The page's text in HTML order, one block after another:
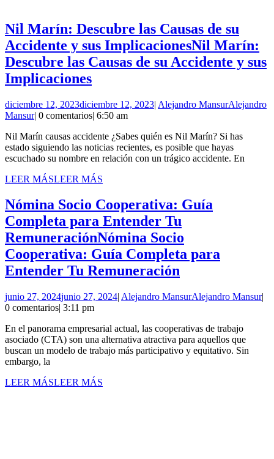
Nil Marín: Descubre las Causas de su
Accidente y sus ImplicacionesNil Marín:
Descubre las Causas de su Accidente y sus
Implicaciones
diciembre 12, 2023diciembre 12, 2023| Alejandro MansurAlejandro
Mansur| 0 comentarios| 6:50 am
Nil Marín causas accidente ¿Sabes quién es Nil Marín? Si has
estado siguiendo las noticias recientes, es posible que hayas
escuchado su nombre en relación con un trágico accidente. En
LEER MÁSLEER MÁS
Nómina Socio Cooperativa: Guía
Completa para Entender Tu
RemuneraciónNómina Socio
Cooperativa: Guía Completa para
Entender Tu Remuneración
junio 27, 2024junio 27, 2024| Alejandro MansurAlejandro Mansur|
0 comentarios| 3:11 pm
En el panorama empresarial actual, las cooperativas de trabajo
asociado (CTA) son una alternativa atractiva para aquellos que
buscan un modelo de trabajo más participativo y equitativo. Sin
embargo, la
LEER MÁSLEER MÁS